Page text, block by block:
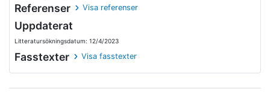
Referenser Visa referenser
Uppdaterat
Litteratursökningsdatum: 12/4/2023
Fasstexter Visa fasstexter